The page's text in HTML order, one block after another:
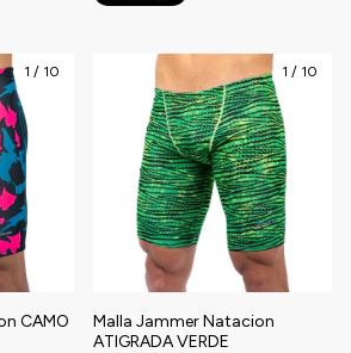
1 / 10
CAMO
1 / 10
Malla Jammer Natacion
ATIGRADA VERDE